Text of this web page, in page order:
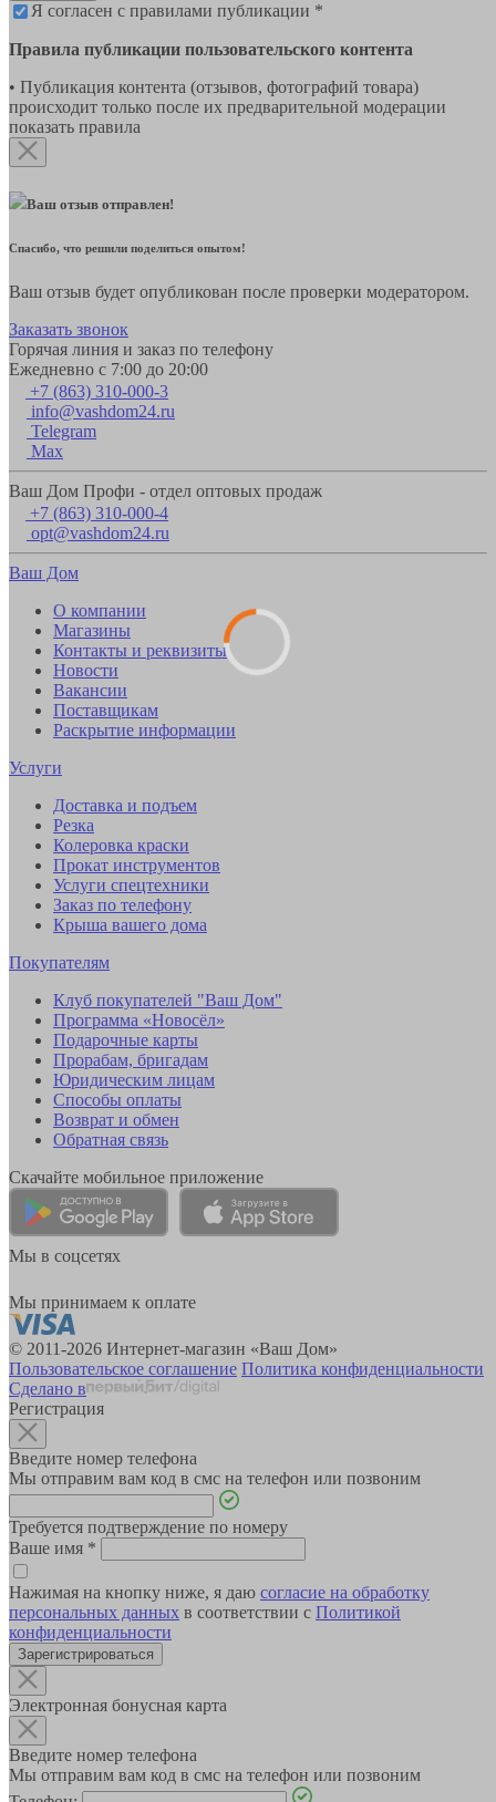
Я согласен с правилами публикации *
Правила публикации пользовательского контента
• Публикация контента (отзывов, фотографий товара)
происходит только после их предварительной модерации
показать правила
Ваш отзыв отправлен!
Спасибо, что решили поделиться опытом!
Ваш отзыв будет опубликован после проверки модератором.
Заказать звонок
Горячая линия и заказ по телефону
Ежедневно с 7:00 до 20:00
+7 (863) 310-000-3
info@vashdom24.ru
Telegram
Max
Ваш Дом Профи - отдел оптовых продаж
+7 (863) 310-000-4
opt@vashdom24.ru
Ваш Дом
О компании
Магазины
Контакты и реквизиты
Новости
Вакансии
Поставщикам
Раскрытие информации
Услуги
Доставка и подъем
Резка
Колеровка краски
Прокат инструментов
Услуги спецтехники
Заказ по телефону
Крыша вашего дома
Покупателям
Клуб покупателей "Ваш Дом"
Программа «Новосёл»
Подарочные карты
Прорабам, бригадам
Юридическим лицам
Способы оплаты
Возврат и обмен
Обратная связь
Скачайте мобильное приложение
Мы в соцсетях
Мы принимаем к оплате
© 2011-2026 Интернет-магазин «Ваш Дом»
Пользовательское соглашение Политика конфиденциальности
Сделано в
Регистрация
Введите номер телефона
Мы отправим вам код в смс на телефон или позвоним
Требуется подтверждение по номеру
Ваше имя *
Нажимая на кнопку ниже, я даю согласие на обработку
персональных данных в соответствии с Политикой
конфиденциальности
Зарегистрироваться
Электронная бонусная карта
Введите номер телефона
Мы отправим вам код в смс на телефон или позвоним